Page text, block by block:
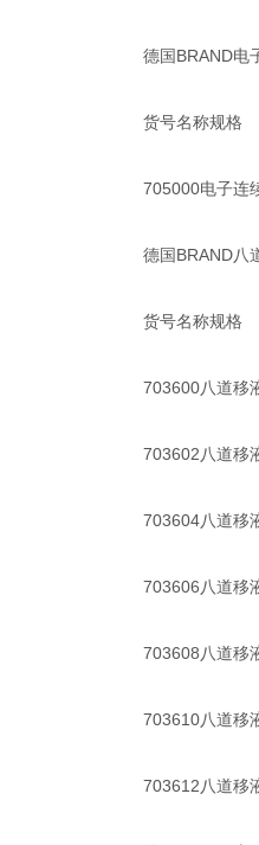
德国BRAND电
货号名称规格
705000电子连
德国BRAND八
货号名称规格
703600八道移
703602八道移
703604八道移
703606八道移
703608八道移
703610八道移
703612八道移